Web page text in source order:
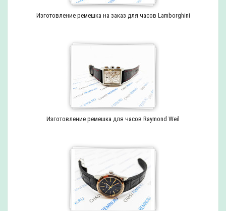
Изготовление ремешка на заказ для часов Lamborghini
Изготовление ремешка для часов Raymond Weil